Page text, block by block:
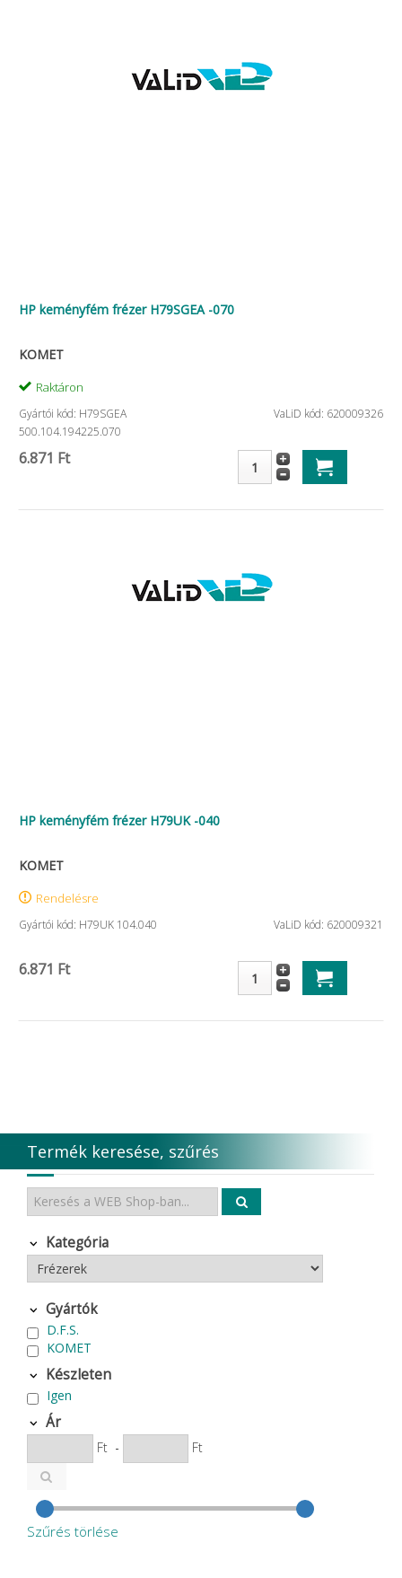
HP keményfém frézer H79SGEA -070
KOMET
Raktáron
Gyártói kód: H79SGEA
500.104.194225.070
VaLiD kód: 620009326
6.871 Ft
HP keményfém frézer H79UK -040
KOMET
Rendelésre
Gyártói kód: H79UK 104.040 VaLiD kód: 620009321
6.871 Ft
Termék keresése, szűrés
Kategória
Gyártók
D.F.S.
KOMET
Készleten
Igen
Ár
Ft - Ft
Szűrés törlése